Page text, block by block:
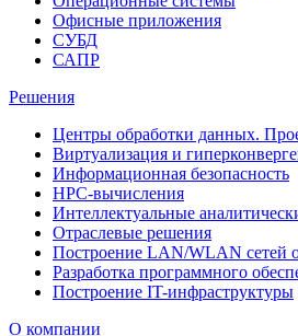
Офисные приложения
СУБД
САПР
Решения
Центры обработки данных.
Виртуализация и
Информационная безопасность
HPC-вычисления
Интеллектуальные
Отраслевые решения
Построение LAN/WLAN сетей
Разработка программного
Построение IT-инфраструктуры
О компании